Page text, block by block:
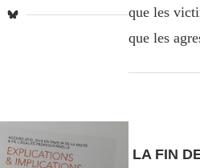
que les
que les
LA FIN